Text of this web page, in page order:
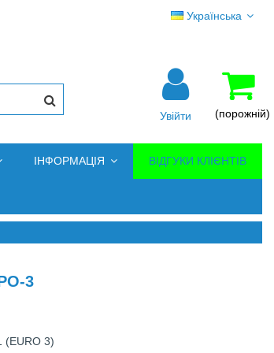
Українська
(порожній)
Увійти
ВІДГУКИ КЛІЄНТІВ
ІНФОРМАЦІЯ
3
(EURO 3)